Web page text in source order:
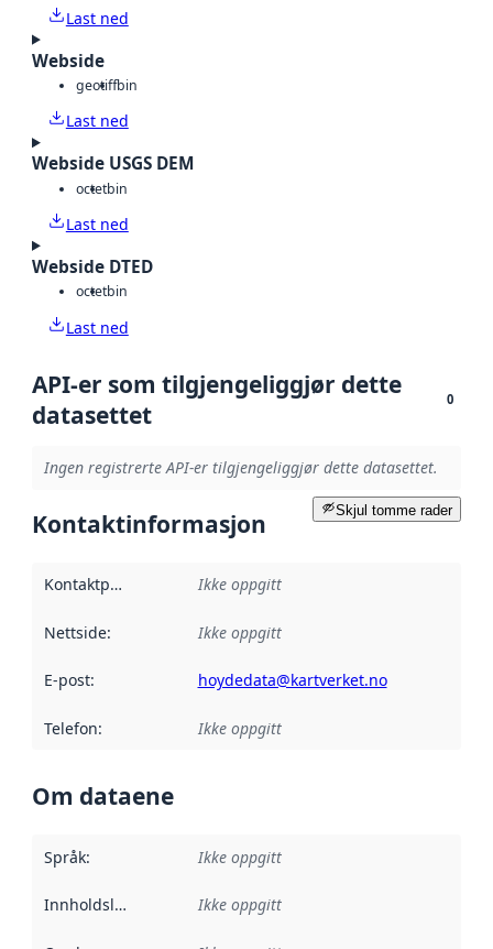
Last ned
Webside
geotiffbin
Last ned
Webside USGS DEM
octetbin
Last ned
Webside DTED
octetbin
Last ned
API-er som tilgjengeliggjør dette
datasettet
0
Ingen registrerte API-er tilgjengeliggjør dette datasettet.
Skjul tomme rader
Kontaktinformasjon
Kontaktpunkt Ikke oppgitt
Nettside: Ikke oppgitt
E-post: hoydedata@kartverket.no
Telefon: Ikke oppgitt
Om dataene
Språk: Ikke oppgitt
Innholdsleverandører :
Ikke oppgitt